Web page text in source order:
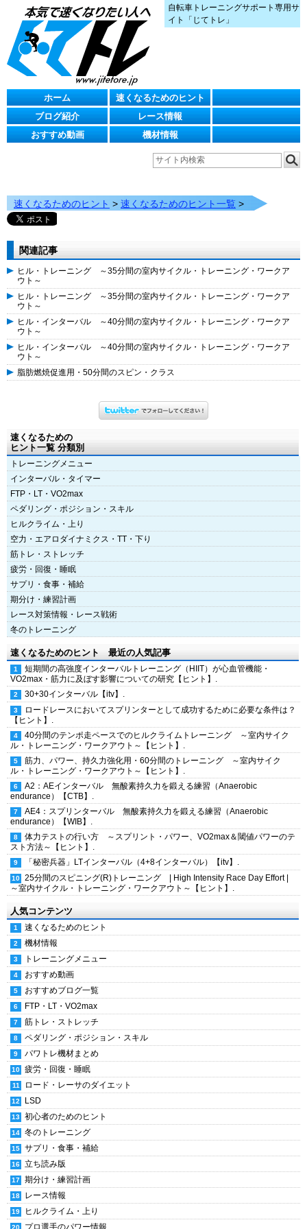
自転車トレーニングサポート専用サ
イト「じてトレ」
ホーム
速くなるためのヒント
ブログ紹介
レース情報
おすすめ動画
機材情報
速くなるためのヒント > 速くなるためのヒント一覧 >
関連記事
ヒル・トレーニング ～35分間の室内サイクル・トレーニング・ワークア
ウト～
ヒル・トレーニング ～35分間の室内サイクル・トレーニング・ワークア
ウト～
ヒル・インターバル ～40分間の室内サイクル・トレーニング・ワークア
ウト～
ヒル・インターバル ～40分間の室内サイクル・トレーニング・ワークア
ウト～
脂肪燃焼促進用・50分間のスピン・クラス
速くなるための
ヒント一覧 分類別
トレーニングメニュー
インターバル・タイマー
FTP・LT・VO2max
ペダリング・ポジション・スキル
ヒルクライム・上り
空力・エアロダイナミクス・TT・下り
筋トレ・ストレッチ
疲労・回復・睡眠
サプリ・食事・補給
期分け・練習計画
レース対策情報・レース戦術
冬のトレーニング
速くなるためのヒント 最近の人気記事
短期間の高強度インターバルトレーニング（HIIT）が心血管機能・
VO2max・筋力に及ぼす影響についての研究【ヒント】.
30+30インターバル【itv】.
ロードレースにおいてスプリンターとして成功するために必要な条件は？
【ヒント】.
40分間のテンポ走ペースでのヒルクライムトレーニング ～室内サイク
ル・トレーニング・ワークアウト～【ヒント】.
筋力、パワー、持久力強化用・60分間のトレーニング ～室内サイク
ル・トレーニング・ワークアウト～【ヒント】.
A2：AEインターバル 無酸素持久力を鍛える練習（Anaerobic
endurance）【CTB】.
AE4：スプリンターバル 無酸素持久力を鍛える練習（Anaerobic
endurance）【WIB】.
体力テストの行い方 ～スプリント・パワー、VO2max＆閾値パワーのテ
スト方法～【ヒント】.
「秘密兵器」LTインターバル（4+8インターバル）【itv】.
25分間のスピニング(R)トレーニング | High Intensity Race Day Effort |
～室内サイクル・トレーニング・ワークアウト～【ヒント】.
人気コンテンツ
速くなるためのヒント
機材情報
トレーニングメニュー
おすすめ動画
おすすめブログ一覧
FTP・LT・VO2max
筋トレ・ストレッチ
ペダリング・ポジション・スキル
パワトレ機材まとめ
疲労・回復・睡眠
ロード・レーサのダイエット
LSD
初心者のためのヒント
冬のトレーニング
サプリ・食事・補給
立ち読み版
期分け・練習計画
レース情報
ヒルクライム・上り
プロ選手のパワー情報